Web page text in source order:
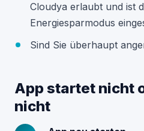
Cloudya erlaubt und ist
Energiesparmodus
Sind Sie überhaupt
App startet nicht
nicht